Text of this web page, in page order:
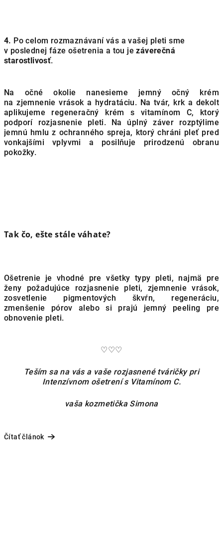
4. Po celom rozmaznávaní vás a vašej pleti sme
v poslednej fáze ošetrenia a tou jezáverečná
starostlivosť.
Na očné okolie nanesieme jemný očný krém
na zjemnenie vrások a hydratáciu. Na tvár, krk a dekolt
aplikujeme regeneračný krém s vitamínom C, ktorý
podporí rozjasnenie pleti. Na úplný záver rozptýlime
jemnú hmlu z ochranného spreja, ktorý chráni pleť pred
vonkajšími vplyvmi a posilňuje prirodzenú obranu
pokožky.
Tak čo, ešte stále váhate?
Ošetrenie je vhodné pre všetky typy pleti, najmä pre
ženy požadujúce rozjasnenie pleti, zjemnenie vrások,
zosvetlenie pigmentových škvŕn, regeneráciu,
zmenšenie pórov alebo si prajú jemný peeling pre
obnovenie pleti.
♡♡♡
Teším sa na vás a vaše rozjasnené tváričky pri
Intenzívnom ošetrení s Vitamínom C.
vaša kozmetička Simona
Čítať článok